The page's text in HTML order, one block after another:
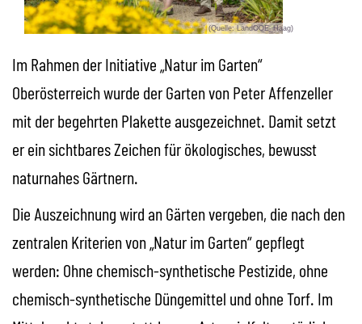
(Quelle: LandOOE_Haag)
Im Rahmen der Initiative „Natur im Garten“
Oberösterreich wurde der Garten von Peter Affenzeller
mit der begehrten Plakette ausgezeichnet. Damit setzt
er ein sichtbares Zeichen für ökologisches, bewusst
naturnahes Gärtnern.
Die Auszeichnung wird an Gärten vergeben, die nach den
zentralen Kriterien von „Natur im Garten“ gepflegt
werden: Ohne chemisch-synthetische Pestizide, ohne
chemisch-synthetische Düngemittel und ohne Torf. Im